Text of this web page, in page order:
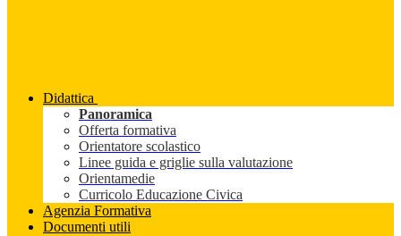
Didattica
Panoramica
Offerta formativa
Orientatore scolastico
Linee guida e griglie sulla valutazione
Orientamedie
Curricolo Educazione Civica
Agenzia Formativa
Documenti utili